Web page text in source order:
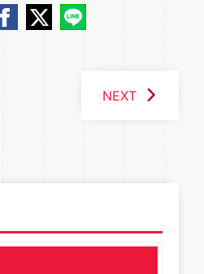
NEXT